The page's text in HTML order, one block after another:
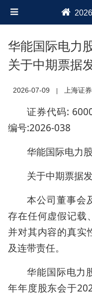
华能国际电力
关于中期票据
2026-07-09 上海证
证券代码:
编号:2026-038
华能国际电力
关于中期票据
本公司董事会
存在任何虚假记载
并对其内容的真实
及连带责任。
华能国际电力
年年度股东会于